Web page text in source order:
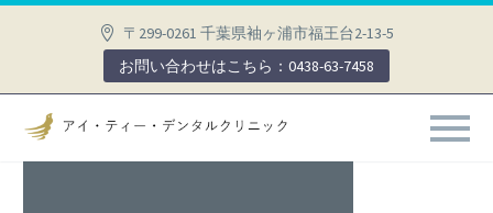
〒299-0261 千葉県袖ヶ浦市福王台2-13-5
お問い合わせはこちら：0438-63-7458